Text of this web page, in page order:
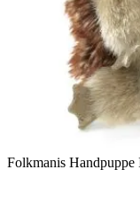
Folkmanis Handpuppe